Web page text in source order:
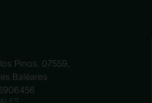
Pinos, 07559,
Baléares